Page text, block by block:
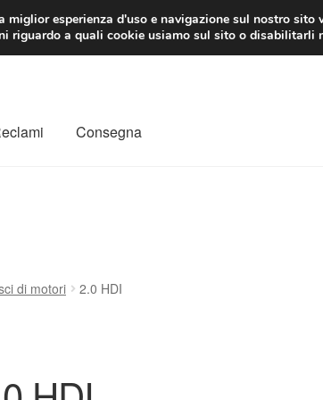
EUR
Consegna
di motori 2.0 HDI
esperienza d'uso e navigazione sul nostro sito
riguardo a quali cookie usiamo sul sito o disabilitarli